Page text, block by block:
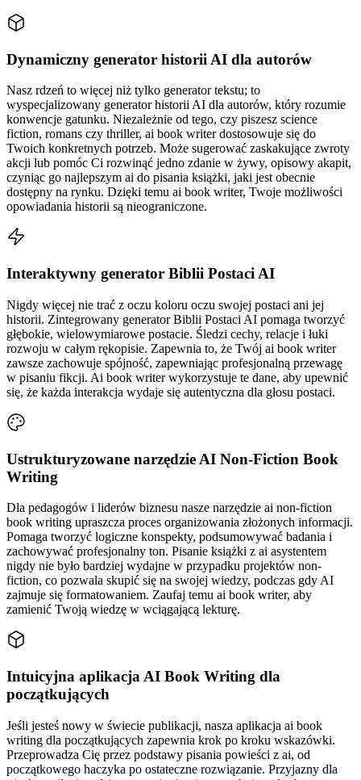
Dynamiczny generator historii AI dla autorów
Nasz rdzeń to więcej niż tylko generator tekstu; to
wyspecjalizowany generator historii AI dla autorów, który rozumie
konwencje gatunku. Niezależnie od tego, czy piszesz science
fiction, romans czy thriller, ai book writer dostosowuje się do
Twoich konkretnych potrzeb. Może sugerować zaskakujące zwroty
akcji lub pomóc Ci rozwinąć jedno zdanie w żywy, opisowy akapit,
czyniąc go najlepszym ai do pisania książki, jaki jest obecnie
dostępny na rynku. Dzięki temu ai book writer, Twoje możliwości
opowiadania historii są nieograniczone.
Interaktywny generator Biblii Postaci AI
Nigdy więcej nie trać z oczu koloru oczu swojej postaci ani jej
historii. Zintegrowany generator Biblii Postaci AI pomaga tworzyć
głębokie, wielowymiarowe postacie. Śledzi cechy, relacje i łuki
rozwoju w całym rękopisie. Zapewnia to, że Twój ai book writer
zawsze zachowuje spójność, zapewniając profesjonalną przewagę
w pisaniu fikcji. Ai book writer wykorzystuje te dane, aby upewnić
się, że każda interakcja wydaje się autentyczna dla głosu postaci.
Ustrukturyzowane narzędzie AI Non-Fiction Book
Writing
Dla pedagogów i liderów biznesu nasze narzędzie ai non-fiction
book writing upraszcza proces organizowania złożonych informacji.
Pomaga tworzyć logiczne konspekty, podsumowywać badania i
zachowywać profesjonalny ton. Pisanie książki z ai asystentem
nigdy nie było bardziej wydajne w przypadku projektów non-
fiction, co pozwala skupić się na swojej wiedzy, podczas gdy AI
zajmuje się formatowaniem. Zaufaj temu ai book writer, aby
zamienić Twoją wiedzę w wciągającą lekturę.
Intuicyjna aplikacja AI Book Writing dla
początkujących
Jeśli jesteś nowy w świecie publikacji, nasza aplikacja ai book
writing dla początkujących zapewnia krok po kroku wskazówki.
Przeprowadza Cię przez podstawy pisania powieści z ai, od
początkowego haczyka po ostateczne rozwiązanie. Przyjazny dla